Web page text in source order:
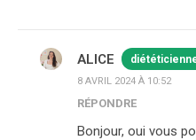
ALICE
8 AVRIL 2024 À 10:52
RÉPONDRE
Bonjour, oui vous